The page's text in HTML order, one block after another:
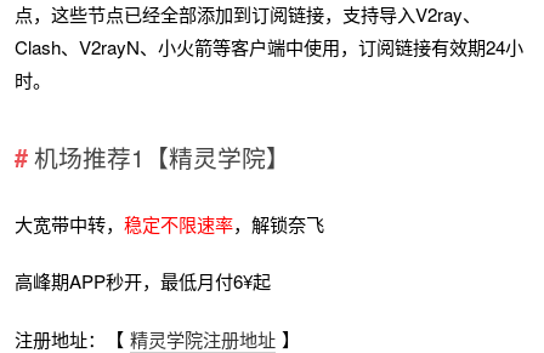
点，这些节点已经全部添加到订阅链接，支持导入V2ray、
Clash、V2rayN、小火箭等客户端中使用，订阅链接有效期24小
时。
机场推荐1【精灵学院】
大宽带中转，稳定不限速率，解锁奈飞
高峰期APP秒开，最低月付6¥起
注册地址：【 精灵学院注册地址 】